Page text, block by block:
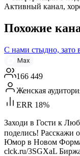
Активный канал,
Похожие
С нами стыдно, зато
Max
166 449
Женская
ERR 18%
Заходи в Гости к
поделись! Расскажи
Юмор в Новом
clck.ru/3SGXaL